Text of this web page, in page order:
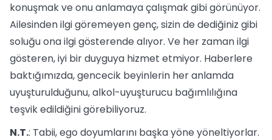
konuşmak ve onu anlamaya çalışmak gibi görünüyor.
Ailesinden ilgi göremeyen genç, sizin de dediğiniz gibi
soluğu ona ilgi gösterende alıyor. Ve her zaman ilgi
gösteren, iyi bir duyguya hizmet etmiyor. Haberlere
baktığımızda, gencecik beyinlerin her anlamda
uyuşturulduğunu, alkol-uyuşturucu bağımlılığına
teşvik edildiğini görebiliyoruz.
N.T.: Tabii, ego doyumlarını başka yöne yöneltiyorlar.